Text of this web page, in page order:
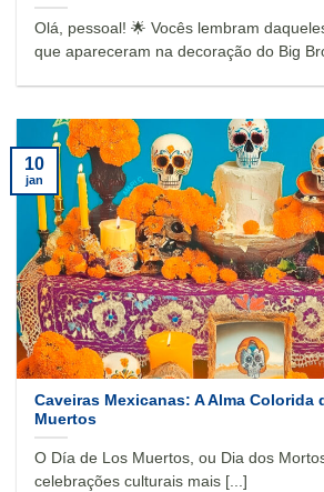
Olá, pessoal! 🌟 Vocês lembram
que apareceram na decoração do Big
Caveiras Mexicanas: A Alma Colorida
Muertos
O Día de Los Muertos, ou Dia dos
celebrações culturais mais [...]
10
jan